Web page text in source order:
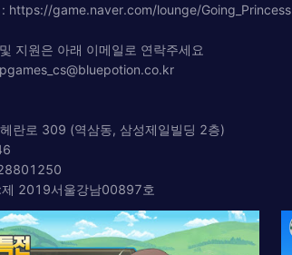
: https://game.naver.com/lounge/Going_Princess
지원은 아래 이메일로 연락주세요
란로 309 (역삼동, 삼성제일빌딩 2층)
제 2019서울강남00897호